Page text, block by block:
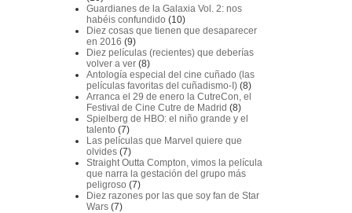
Guardianes de la Galaxia Vol. 2: nos
habéis confundido (10)
Diez cosas que tienen que desaparecer
en 2016 (9)
Diez películas (recientes) que deberías
volver a ver (8)
Antología especial del cine cuñado (las
películas favoritas del cuñadismo-I) (8)
Arranca el 29 de enero la CutreCon, el
Festival de Cine Cutre de Madrid (8)
Spielberg de HBO: el niño grande y el
talento (7)
Las películas que Marvel quiere que
olvides (7)
Straight Outta Compton, vimos la película
que narra la gestación del grupo más
peligroso (7)
Diez razones por las que soy fan de Star
Wars (7)